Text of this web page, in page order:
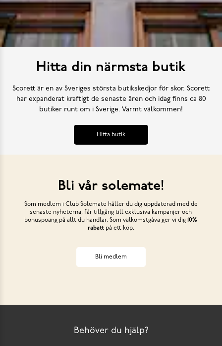
Hitta din närmsta butik
Scorett är en av Sveriges största butikskedjor för skor. Scorett
har expanderat kraftigt de senaste åren och idag finns ca 80
butiker runt om i Sverige. Varmt välkommen!
Hitta butik
Bli vår solemate!
Som medlem i Club Solemate håller du dig uppdaterad med de
senaste nyheterna, får tillgång till exklusiva kampanjer och
bonuspoäng på allt du handlar. Som välkomstgåva ger vi dig10%
rabattpå ett köp.
Bli medlem
Behöver du hjälp?